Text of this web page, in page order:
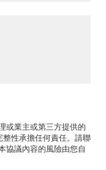
或業主或第三方提供的
性承擔任何責任。請聯
協議內容的風險由您自